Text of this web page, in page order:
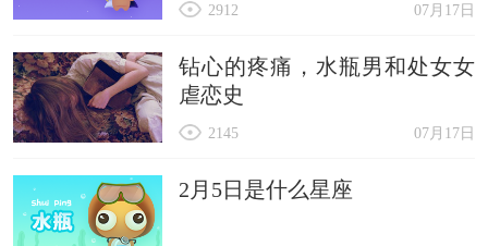
07月17日
2912
钻心的疼痛，水瓶男和处女女
虐恋史
07月17日
2145
2月5日是什么星座